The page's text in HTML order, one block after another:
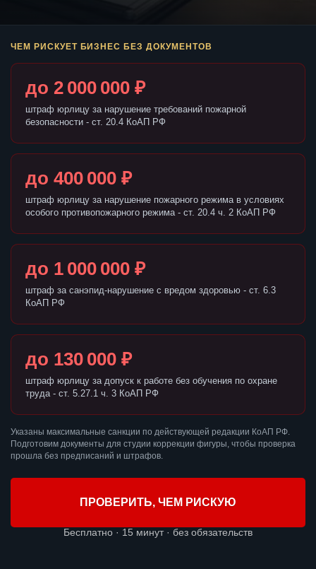
ЧЕМ РИСКУЕТ БИЗНЕС БЕЗ ДОКУМЕНТОВ
до 2 000 000 ₽
штраф юрлицу за нарушение требований пожарной
безопасности - ст. 20.4 КоАП РФ
до 400 000 ₽
штраф юрлицу за нарушение пожарного режима в условиях
особого противопожарного режима - ст. 20.4 ч. 2 КоАП РФ
до 1 000 000 ₽
штраф за санэпид-нарушение с вредом здоровью - ст. 6.3
КоАП РФ
до 130 000 ₽
штраф юрлицу за допуск к работе без обучения по охране
труда - ст. 5.27.1 ч. 3 КоАП РФ
Указаны максимальные санкции по действующей редакции КоАП РФ.
Подготовим документы для студии коррекции фигуры, чтобы проверка
прошла без предписаний и штрафов.
ПРОВЕРИТЬ, ЧЕМ РИСКУЮ
Бесплатно · 15 минут · без обязательств